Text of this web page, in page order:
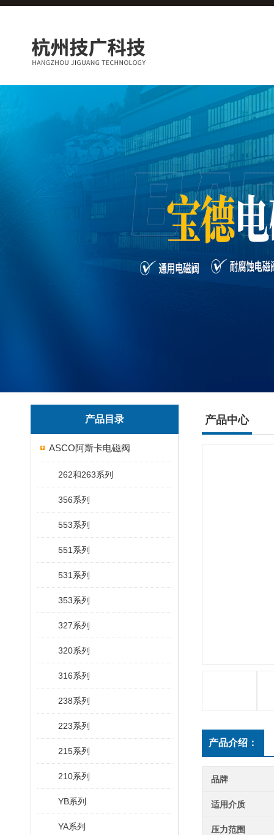
产品目录
ASCO阿斯卡电磁阀
262和263系列
356系列
553系列
551系列
531系列
353系列
327系列
320系列
316系列
238系列
223系列
215系列
210系列
YB系列
YA系列
产品中心
产品介绍：
品牌
适用介质
压力范围